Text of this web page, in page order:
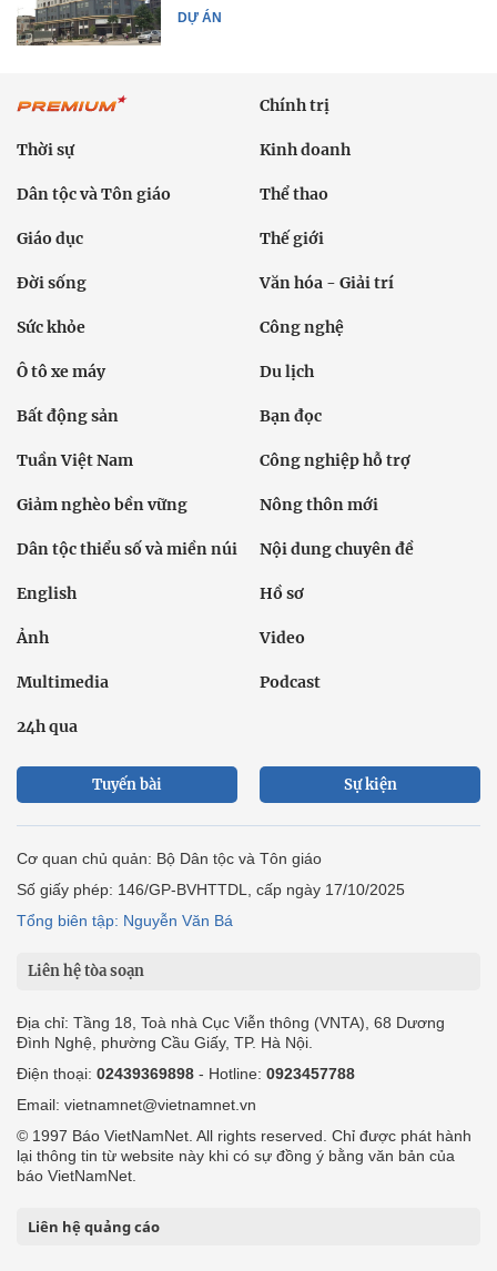
DỰ ÁN
Chính trị
Thời sự Kinh doanh
Dân tộc và Tôn giáo Thể thao
Giáo dục Thế giới
Đời sống Văn hóa - Giải trí
Sức khỏe Công nghệ
Ô tô xe máy Du lịch
Bất động sản Bạn đọc
Tuần Việt Nam Công nghiệp hỗ trợ
Giảm nghèo bền vững Nông thôn mới
Dân tộc thiểu số và miền núi Nội dung chuyên đề
English Hồ sơ
Ảnh Video
Multimedia Podcast
24h qua
Tuyến bài Sự kiện
Cơ quan chủ quản: Bộ Dân tộc và Tôn giáo
Số giấy phép: 146/GP-BVHTTDL, cấp ngày 17/10/2025
Tổng biên tập: Nguyễn Văn Bá
Liên hệ tòa soạn
Địa chỉ: Tầng 18, Toà nhà Cục Viễn thông (VNTA), 68 Dương
Đình Nghệ, phường Cầu Giấy, TP. Hà Nội.
Điện thoại: 02439369898 - Hotline: 0923457788
Email: vietnamnet@vietnamnet.vn
© 1997 Báo VietNamNet. All rights reserved. Chỉ được phát hành
lại thông tin từ website này khi có sự đồng ý bằng văn bản của
báo VietNamNet.
Liên hệ quảng cáo